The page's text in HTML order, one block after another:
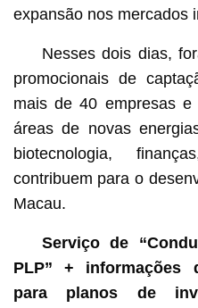
expansão nos mercados
Nesses dois dias,
promocionais de
mais de 40 empresas e
áreas de novas
biotecnologia,
contribuem para o
Macau.
Serviço de
PLP” + informações
para planos de